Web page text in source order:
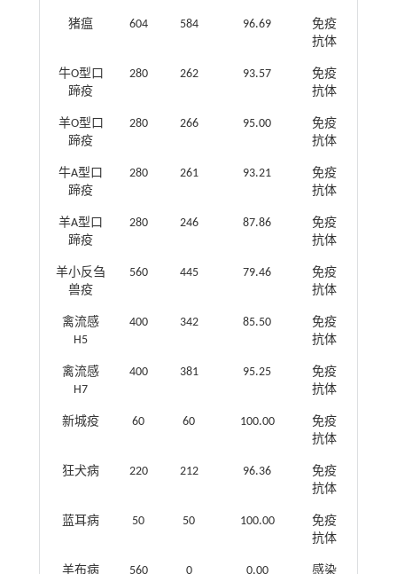
猪瘟 604 584 96.69
免疫
抗体
牛O型口
蹄疫
280 262 93.57
免疫
抗体
羊O型口
蹄疫
280 266 95.00
免疫
抗体
牛A型口
蹄疫
280 261 93.21
免疫
抗体
羊A型口
蹄疫
280 246 87.86
免疫
抗体
羊小反刍
兽疫
560 445 79.46
免疫
抗体
禽流感
H5
400 342 85.50
免疫
抗体
禽流感
H7
400 381 95.25
免疫
抗体
新城疫 60 60 100.00
免疫
抗体
狂犬病 220 212 96.36
免疫
抗体
蓝耳病 50 50 100.00
免疫
抗体
羊布病 560 0 0.00 感染